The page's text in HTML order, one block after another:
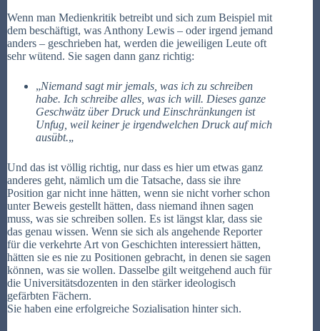
Wenn man Medienkritik betreibt und sich zum Beispiel mit
dem beschäftigt, was Anthony Lewis – oder irgend jemand
anders – geschrieben hat, werden die jeweiligen Leute oft
sehr wütend. Sie sagen dann ganz richtig:
„Niemand sagt mir jemals, was ich zu schreiben
habe. Ich schreibe alles, was ich will. Dieses ganze
Geschwätz über Druck und Einschränkungen ist
Unfug, weil keiner je irgendwelchen Druck auf mich
ausübt.„
Und das ist völlig richtig, nur dass es hier um etwas ganz
anderes geht, nämlich um die Tatsache, dass sie ihre
Position gar nicht inne hätten, wenn sie nicht vorher schon
unter Beweis gestellt hätten, dass niemand ihnen sagen
muss, was sie schreiben sollen. Es ist längst klar, dass sie
das genau wissen. Wenn sie sich als angehende Reporter
für die verkehrte Art von Geschichten interessiert hätten,
hätten sie es nie zu Positionen gebracht, in denen sie sagen
können, was sie wollen. Dasselbe gilt weitgehend auch für
die Universitätsdozenten in den stärker ideologisch
gefärbten Fächern.
Sie haben eine erfolgreiche Sozialisation hinter sich.